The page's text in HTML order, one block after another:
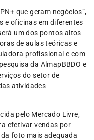
que geram negócios”,
e oficinas em diferentes
um dos pontos altos
de aulas teóricas e
profissional e com
da AlmapBBDO e
do setor de
atividades
pelo Mercado Livre,
efetivar vendas por
foto mais adequada